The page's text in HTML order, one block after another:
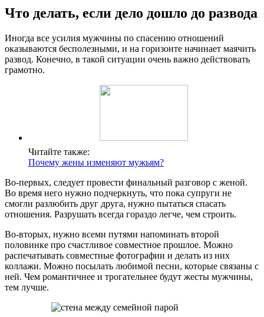
Что делать, если дело дошло до развода
Иногда все усилия мужчины по спасению отношений
оказываются бесполезными, и на горизонте начинает маячить
развод. Конечно, в такой ситуации очень важно действовать
грамотно.
Читайте также:
Почему жены изменяют мужьям?
Во-первых, следует провести финальный разговор с женой.
Во время него нужно подчеркнуть, что пока супруги не
смогли разлюбить друг друга, нужно пытаться спасать
отношения. Разрушать всегда гораздо легче, чем строить.
Во-вторых, нужно всеми путями напоминать второй
половинке про счастливое совместное прошлое. Можно
распечатывать совместные фотографии и делать из них
коллажи. Можно посылать любимой песни, которые связаны с
ней. Чем романтичнее и трогательнее будут жесты мужчины,
тем лучше.